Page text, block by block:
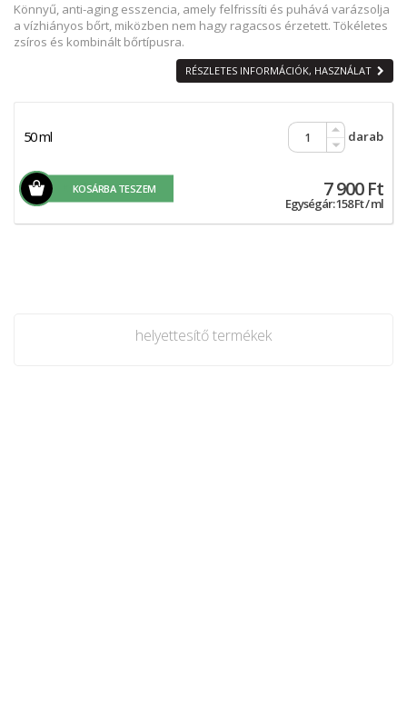
Könnyű, anti-aging esszencia, amely felfrissíti és puhává varázsolja
a vízhiányos bőrt, miközben nem hagy ragacsos érzetett. Tökéletes
zsíros és kombinált bőrtípusra.
RÉSZLETES INFORMÁCIÓK, HASZNÁLAT
50 ml darab
KOSÁRBA TESZEM 7 900 Ft
Egységár: 158 Ft / ml
helyettesítő termékek